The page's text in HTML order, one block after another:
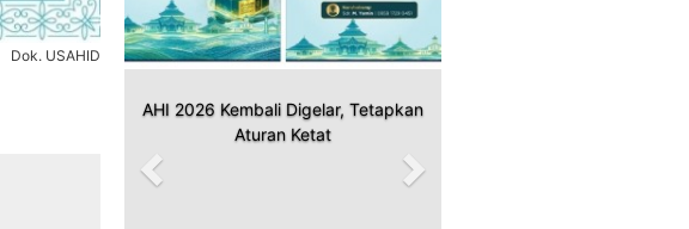
Dok. USAHID
AHI 2026 Kembali Digelar, Tetapkan
Aturan Ketat